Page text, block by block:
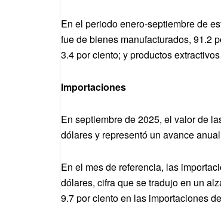
En el periodo enero-septiembre de
fue de bienes manufacturados, 91.2
3.4 por ciento; y productos
Importaciones
En septiembre de 2025, el valor de
dólares y representó un avance
En el mes de referencia, las
dólares, cifra que se tradujo en un
9.7 por ciento en las importaciones